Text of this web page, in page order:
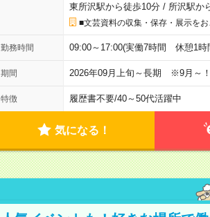
東所沢駅から徒歩10分/ 所沢駅か
■文芸資料の収集・保存・展示を
勤務時間 09:00～17:00(実働7時間 休憩1時
期間 2026年09月上旬～長期 ※9月～！
特徴 履歴書不要/40～50代活躍中
気になる！